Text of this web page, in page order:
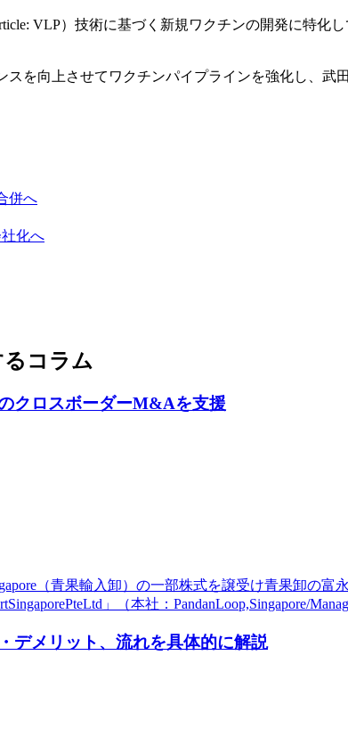
VLP）技術に基づく新規ワクチンの開発に特
を向上させてワクチンパイプラインを強化し、
併へ
化へ
コラム
クロスボーダーM&Aを支援
（青果輸入卸）の一部株式を譲受け青果卸の
」（本社：PandanLoop,Singapore/
デメリット、流れを具体的に解説